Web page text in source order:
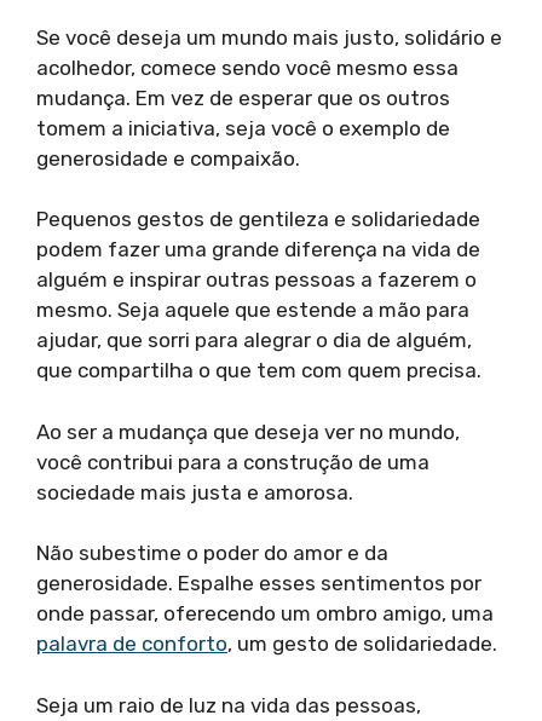
Se você deseja um mundo mais justo, solidário e
acolhedor, comece sendo você mesmo essa
mudança. Em vez de esperar que os outros
tomem a iniciativa, seja você o exemplo de
generosidade e compaixão.
Pequenos gestos de gentileza e solidariedade
podem fazer uma grande diferença na vida de
alguém e inspirar outras pessoas a fazerem o
mesmo. Seja aquele que estende a mão para
ajudar, que sorri para alegrar o dia de alguém,
que compartilha o que tem com quem precisa.
Ao ser a mudança que deseja ver no mundo,
você contribui para a construção de uma
sociedade mais justa e amorosa.
Não subestime o poder do amor e da
generosidade. Espalhe esses sentimentos por
onde passar, oferecendo um ombro amigo, uma
palavra de conforto, um gesto de solidariedade.
Seja um raio de luz na vida das pessoas,